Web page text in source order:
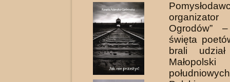
organizator
Ogrodów”
święta
brali